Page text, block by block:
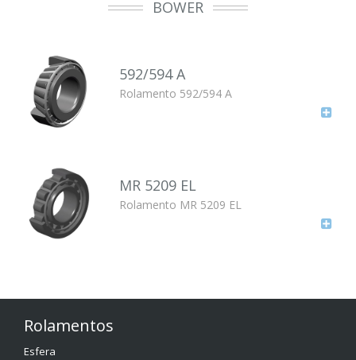
BOWER
592/594 A
Rolamento 592/594 A
MR 5209 EL
Rolamento MR 5209 EL
Rolamentos
Esfera